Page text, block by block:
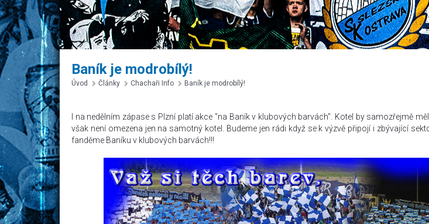
Baník je modrobílý!
Úvod Články Chachaři Info Baník je modrobílý!
I na nedělním zápase s Plzní platí akce "na Baník v klubových barvách". Kotel by samozřejmě
však není omezena jen na samotný kotel. Budeme jen rádi když se k výzvě připojí i zbývající
fanděme Baníku v klubových barvách!!!